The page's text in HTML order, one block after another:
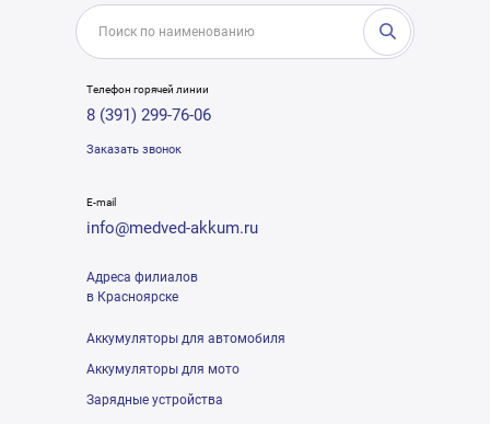
Телефон горячей линии
8 (391) 299-76-06
Заказать звонок
E-mail
info@medved-akkum.ru
Адреса филиалов
в Красноярске
Аккумуляторы для автомобиля
Аккумуляторы для мото
Зарядные устройства